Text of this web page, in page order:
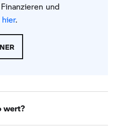
und
hier.
wert?